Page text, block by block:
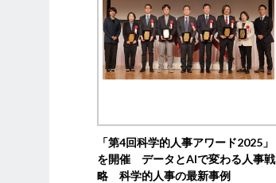
「第4回科学的人事アワード2025」
を開催 データとAIで変わる人事戦
略 科学的人事の最新事例